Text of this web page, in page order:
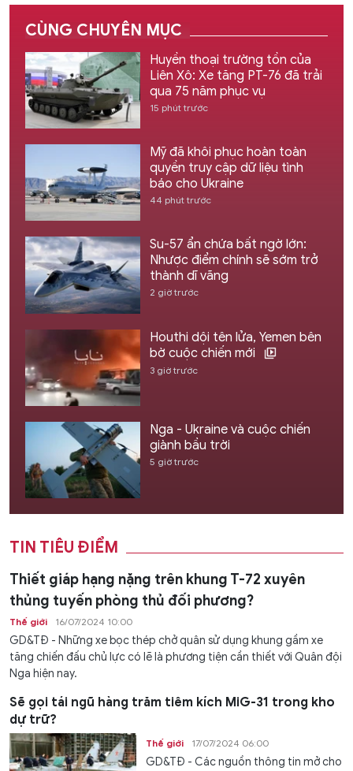
CÙNG CHUYÊN MỤC
Huyền thoại trường tồn của
Liên Xô: Xe tăng PT-76 đã trải
qua 75 năm phục vụ
15 phút trước
Mỹ đã khôi phục hoàn toàn
quyền truy cập dữ liệu tình
báo cho Ukraine
44 phút trước
Su-57 ẩn chứa bất ngờ lớn:
Nhược điểm chính sẽ sớm trở
thành dĩ vãng
2 giờ trước
Houthi dội tên lửa, Yemen bên
bờ cuộc chiến mới
3 giờ trước
Nga - Ukraine và cuộc chiến
giành bầu trời
5 giờ trước
TIN TIÊU ĐIỂM
Thiết giáp hạng nặng trên khung T-72 xuyên
thủng tuyến phòng thủ đối phương?
Thế giới 16/07/2024 10:00
GD&TĐ - Những xe bọc thép chở quân sử dụng khung gầm xe
tăng chiến đấu chủ lực có lẽ là phương tiện cần thiết với Quân đội
Nga hiện nay.
Sẽ gọi tái ngũ hàng trăm tiêm kích MiG-31 trong kho
dự trữ?
Thế giới 17/07/2024 06:00
GD&TĐ - Các nguồn thông tin mở cho